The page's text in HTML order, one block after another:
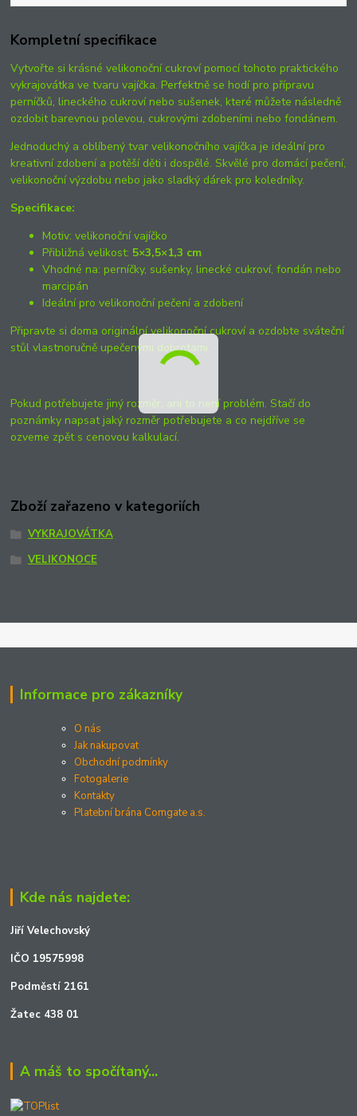
Kompletní specifikace
Vytvořte si krásné velikonoční cukroví pomocí tohoto praktického
vykrajovátka ve tvaru vajíčka. Perfektně se hodí pro přípravu
perníčků, lineckého cukroví nebo sušenek, které můžete následně
ozdobit barevnou polevou, cukrovými zdobeními nebo fondánem.
Jednoduchý a oblíbený tvar velikonočního vajíčka je ideální pro
kreativní zdobení a potěší děti i dospělé. Skvělé pro domácí pečení,
velikonoční výzdobu nebo jako sladký dárek pro koledníky.
Specifikace:
Motiv: velikonoční vajíčko
Přibližná velikost: 5×3,5×1,3 cm
Vhodné na: perníčky, sušenky, linecké cukroví, fondán nebo
marcipán
Ideální pro velikonoční pečení a zdobení
Připravte si doma originální velikonoční cukroví a ozdobte sváteční
stůl vlastnoručně upečenými dobrotami.
Pokud potřebujete jiný rozměr, ani to není problém. Stačí do
poznámky napsat jaký rozměr potřebujete a co nejdříve se
ozveme zpět s cenovou kalkulací.
Zboží zařazeno v kategoriích
VYKRAJOVÁTKA
VELIKONOCE
Informace pro zákazníky
O nás
Jak nakupovat
Obchodní podmínky
Fotogalerie
Kontakty
Platební brána Comgate a.s.
Kde nás najdete:
Jiří Velechovský
IČO 19575998
Podměstí 2161
Žatec 438 01
A máš to spočítaný...